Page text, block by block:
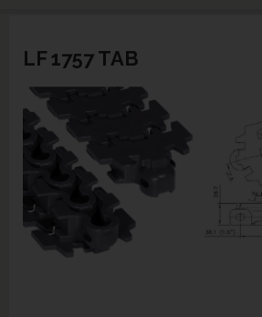
LF 1757 TAB